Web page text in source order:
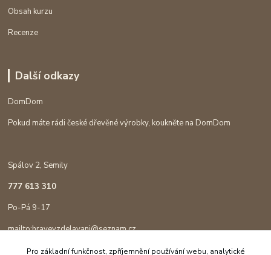
Obsah kurzu
Recenze
Další odkazy
DomDom
Pokud máte rádi české dřevěné výrobky, koukněte na DomDom
Spálov 2, Semily
777 613 310
Po-Pá 9-17
mailto:hravevzdelavani@seznam.cz
Pro základní funkčnost, zpříjemnění používání webu, analytické